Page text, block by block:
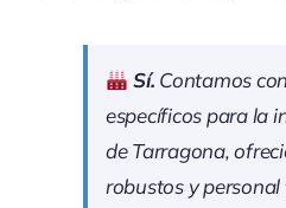
Sí. Contamos
específicos para la
de Tarragona,
robustos y personal